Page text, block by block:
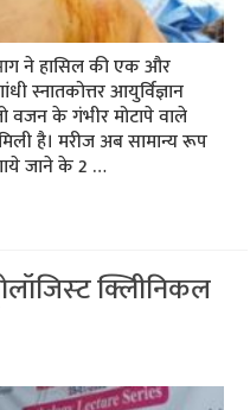
ने हासिल की एक और
स्नातकोत्तर आयुर्विज्ञान
के गंभीर मोटापे वाले
है। मरीज अब सामान्य रूप
जाने के 2 …
क्लिीनिकल